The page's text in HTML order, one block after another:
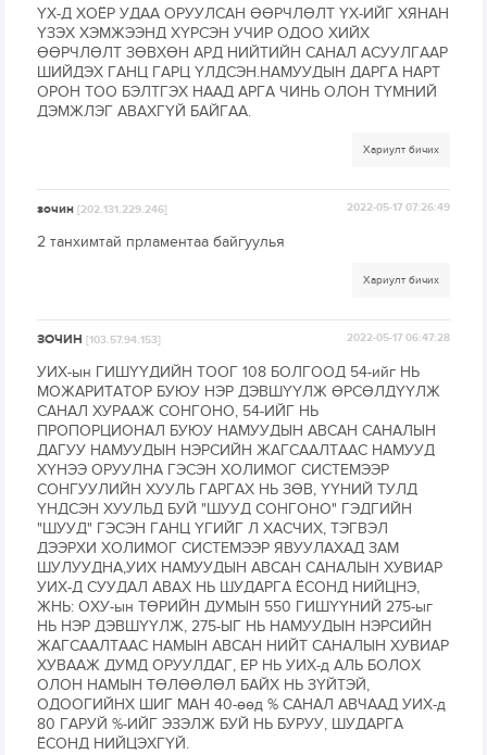
ҮХ-Д ХОЁР УДАА ОРУУЛСАН ӨӨРЧЛӨЛТ ҮХ-ИЙГ ХЯНАН
ҮЗЭХ ХЭМЖЭЭНД ХҮРСЭН УЧИР ОДОО ХИЙХ
ӨӨРЧЛӨЛТ ЗӨВХӨН АРД НИЙТИЙН САНАЛ АСУУЛГААР
ШИЙДЭХ ГАНЦ ГАРЦ ҮЛДСЭН.НАМУУДЫН ДАРГА НАРТ
ОРОН ТОО БЭЛТГЭХ НААД АРГА ЧИНЬ ОЛОН ТҮМНИЙ
ДЭМЖЛЭГ АВАХГҮЙ БАЙГАА.
Хариулт бичих
зочин[202.131.229.246] 2022-05-17 07:26:49
2 танхимтай прламентаа байгуулья
Хариулт бичих
ЗОЧИН[103.57.94.153] 2022-05-17 06:47:28
УИХ-ын ГИШҮҮДИЙН ТООГ 108 БОЛГООД 54-ийг НЬ
МОЖАРИТАТОР БУЮУ НЭР ДЭВШҮҮЛЖ ӨРСӨЛДҮҮЛЖ
САНАЛ ХУРААЖ СОНГОНО, 54-ИЙГ НЬ
ПРОПОРЦИОНАЛ БУЮУ НАМУУДЫН АВСАН САНАЛЫН
ДАГУУ НАМУУДЫН НЭРСИЙН ЖАГСААЛТААС НАМУУД
ХҮНЭЭ ОРУУЛНА ГЭСЭН ХОЛИМОГ СИСТЕМЭЭР
СОНГУУЛИЙН ХУУЛЬ ГАРГАХ НЬ ЗӨВ, ҮҮНИЙ ТУЛД
ҮНДСЭН ХУУЛЬД БУЙ "ШУУД СОНГОНО" ГЭДГИЙН
"ШУУД" ГЭСЭН ГАНЦ ҮГИЙГ Л ХАСЧИХ, ТЭГВЭЛ
ДЭЭРХИ ХОЛИМОГ СИСТЕМЭЭР ЯВУУЛАХАД ЗАМ
ШУЛУУДНА,УИХ НАМУУДЫН АВСАН САНАЛЫН ХУВИАР
УИХ-Д СУУДАЛ АВАХ НЬ ШУДАРГА ЁСОНД НИЙЦНЭ,
ЖНЬ: ОХУ-ын ТӨРИЙН ДУМЫН 550 ГИШҮҮНИЙ 275-ыг
НЬ НЭР ДЭВШҮҮЛЖ, 275-ЫГ НЬ НАМУУДЫН НЭРСИЙН
ЖАГСААЛТААС НАМЫН АВСАН НИЙТ САНАЛЫН ХУВИАР
ХУВААЖ ДУМД ОРУУЛДАГ, ЕР НЬ УИХ-д АЛЬ БОЛОХ
ОЛОН НАМЫН ТӨЛӨӨЛӨЛ БАЙХ НЬ ЗҮЙТЭЙ,
ОДООГИЙНХ ШИГ МАН 40-өөд % САНАЛ АВЧААД УИХ-д
80 ГАРУЙ %-ИЙГ ЭЗЭЛЖ БУЙ НЬ БУРУУ, ШУДАРГА
ЁСОНД НИЙЦЭХГҮЙ.